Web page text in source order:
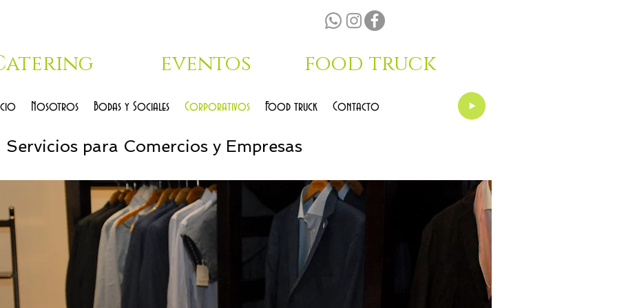
eventos food truck
Nosotros Bodas y Sociales Corporativos Food truck Contacto
Servicios para Comercios y Empresas